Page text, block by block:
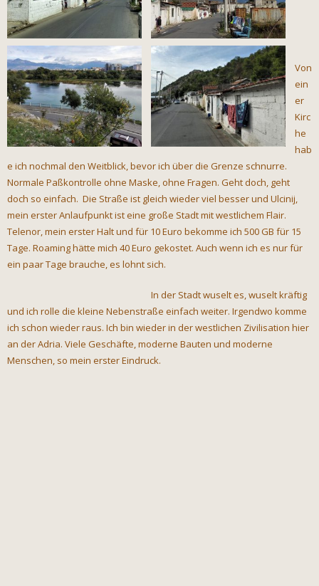
Von
ein
er
Kirc
he
hab
e ich nochmal den Weitblick, bevor ich über die Grenze schnurre.
Normale Paßkontrolle ohne Maske, ohne Fragen. Geht doch, geht
doch so einfach. Die Straße ist gleich wieder viel besser und Ulcinij,
mein erster Anlaufpunkt ist eine große Stadt mit westlichem Flair.
Telenor, mein erster Halt und für 10 Euro bekomme ich 500 GB für 15
Tage. Roaming hätte mich 40 Euro gekostet. Auch wenn ich es nur für
ein paar Tage brauche, es lohnt sich.
In der Stadt wuselt es, wuselt kräftig
und ich rolle die kleine Nebenstraße einfach weiter. Irgendwo komme
ich schon wieder raus. Ich bin wieder in der westlichen Zivilisation hier
an der Adria. Viele Geschäfte, moderne Bauten und moderne
Menschen, so mein erster Eindruck.